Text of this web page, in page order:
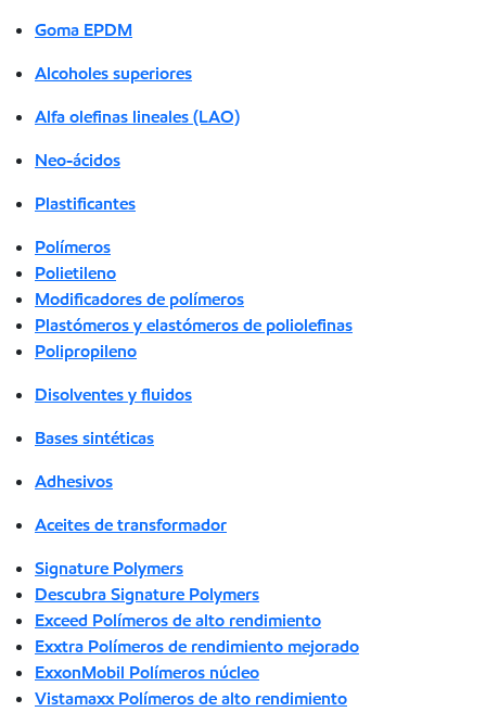
Goma EPDM
Alcoholes superiores
Alfa olefinas lineales (LAO)
Neo-ácidos
Plastificantes
Polímeros
Polietileno
Modificadores de polímeros
Plastómeros y elastómeros de poliolefinas
Polipropileno
Disolventes y fluidos
Bases sintéticas
Adhesivos
Aceites de transformador
Signature Polymers
Descubra Signature Polymers
Exceed Polímeros de alto rendimiento
Exxtra Polímeros de rendimiento mejorado
ExxonMobil Polímeros núcleo
Vistamaxx Polímeros de alto rendimiento